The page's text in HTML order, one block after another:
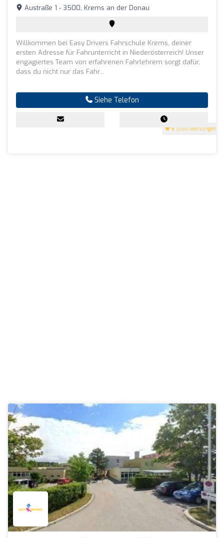
5 (200 Meinungen)
Austraße 1 - 3500, Krems an der Donau
Willkommen bei Easy Drivers Fahrschule Krems, deiner
ersten Adresse für Fahrunterricht in Niederösterreich! Unser
engagiertes Team von erfahrenen Fahrlehrern sorgt dafür,
dass du nicht nur das Fahr...
Siehe Telefon